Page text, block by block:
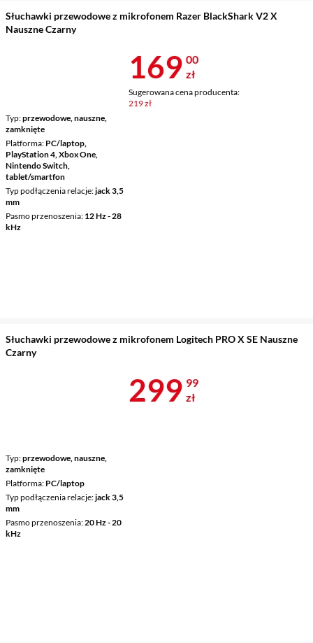
Słuchawki przewodowe z mikrofonem Razer BlackShark V2 X
Nauszne Czarny
Typ przewodowe, nauszne,
zamknięte
Platforma PC/laptop,
PlayStation 4, Xbox One,
Nintendo Switch,
tablet/smartfon
Typ podłączenia relacje jack 3,5
mm
Pasmo przenoszenia 12 Hz - 28
kHz
Cena 169 zł
169 00
zł
Sugerowana cena producenta:
219 zł
Słuchawki przewodowe z mikrofonem Logitech PRO X SE Nauszne
Czarny
Typ przewodowe, nauszne,
zamknięte
Platforma PC/laptop
Typ podłączenia relacje jack 3,5
mm
Pasmo przenoszenia 20 Hz - 20
kHz
Cena 299,99
299 99
zł